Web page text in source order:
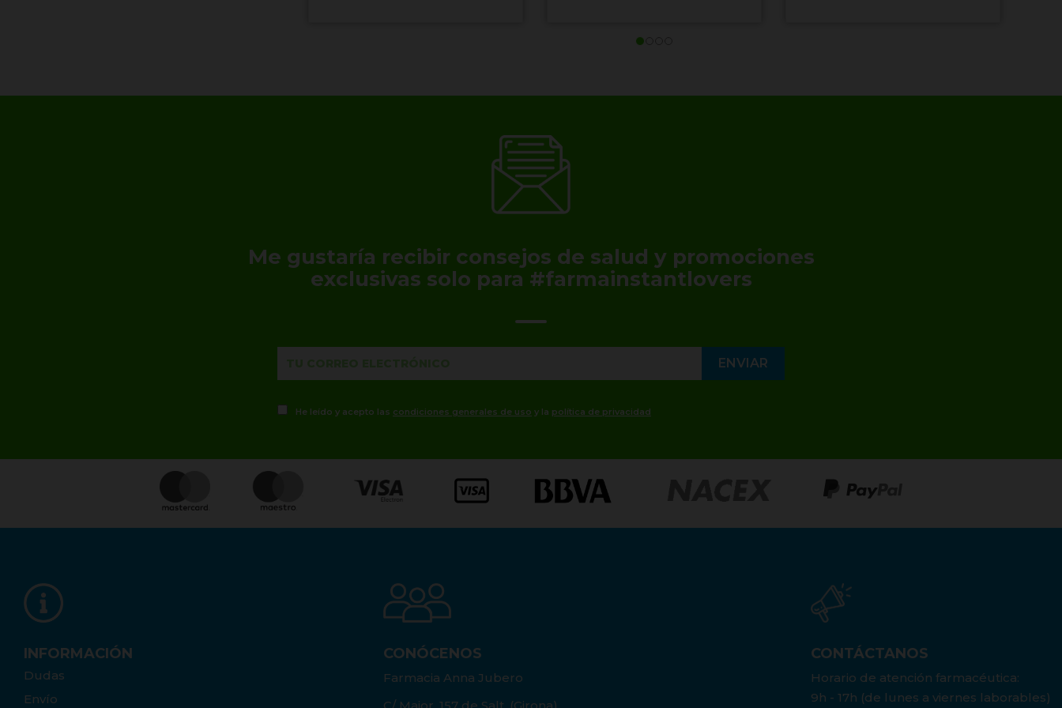
Me gustaría recibir consejos de salud y promociones
exclusivas solo para #farmainstantlovers
He leído y acepto las condiciones generales de uso y la política de privacidad
INFORMACIÓN
Dudas
Envío
CONÓCENOS
Farmacia Anna Jubero
C/ Major, 157 de Salt, (Girona)
CONTÁCTANOS
Horario de atención farmacéutica:
9h - 17h (de lunes a viernes laborables)